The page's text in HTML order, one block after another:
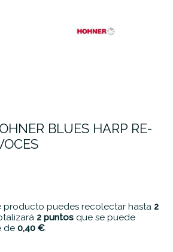
BLUES HARP RE-
producto puedes recolectar hasta 2
2 puntos que se puede
de 0,40 €.